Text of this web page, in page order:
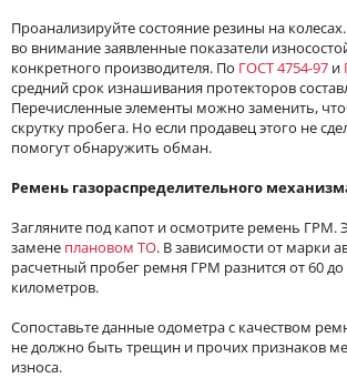
Проанализируйте состояние резины на
во внимание заявленные показатели
конкретного производителя. По ГОСТ 4754-97 и
средний срок изнашивания протекторов
Перечисленные элементы можно заменить,
скрутку пробега. Но если продавец этого не
помогут обнаружить обман.
Ремень газораспределительного
Загляните под капот и осмотрите ремень ГРМ.
замене плановом ТО. В зависимости от марки
расчетный пробег ремня ГРМ разнится от 60 до
километров.
Сопоставьте данные одометра с качеством
не должно быть трещин и прочих признаков
износа.